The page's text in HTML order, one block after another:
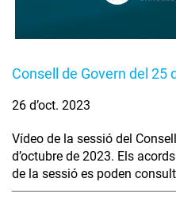
Consell de Govern del 25
26 d’oct. 2023
Vídeo de la sessió del
d’octubre de 2023. Els
de la sessió es poden